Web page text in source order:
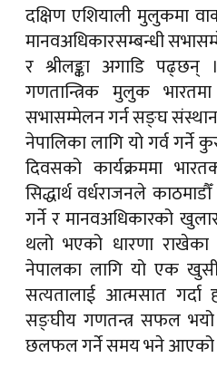
दक्षिण एशियाली मुलुकमा
मानवअधिकारसम्बन्धी
र श्रीलङ्का अगाडि
गणतान्त्रिक मुलुक
सभासम्मेलन गर्न सङ्घ
नेपालिका लागि यो गर्व गर्ने
दिवसको कार्यक्रममा
सिद्धार्थ वर्धराजनले
गर्ने र मानवअधिकारको
थलो भएको धारणा
नेपालका लागि यो एक
सत्यतालाई आत्मसात गर्दा
सङ्घीय गणतन्त्र सफल
छलफल गर्ने समय भने आएको